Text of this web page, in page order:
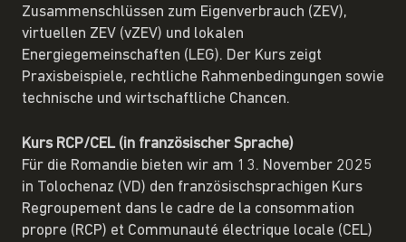
Zusammenschlüssen zum Eigenverbrauch (ZEV),
virtuellen ZEV (vZEV) und lokalen
Energiegemeinschaften (LEG). Der Kurs zeigt
Praxisbeispiele, rechtliche Rahmenbedingungen sowie
technische und wirtschaftliche Chancen.
Kurs RCP/CEL (in französischer Sprache)
Für die Romandie bieten wir am 13. November 2025
in Tolochenaz (VD) den französischsprachigen Kurs
Regroupement dans le cadre de la consommation
propre (RCP) et Communauté électrique locale (CEL)